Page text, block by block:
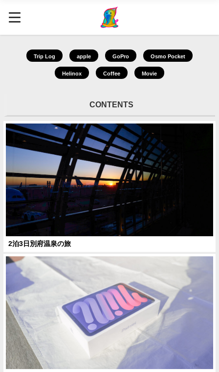
Trip Log apple GoPro Osmo Pocket
Helinox Coffee Movie
CONTENTS
2泊3日別府温泉の旅